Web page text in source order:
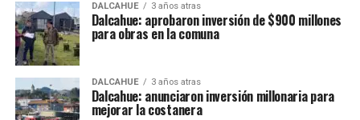
DALCAHUE 3 años atras
Dalcahue: aprobaron inversión de $900 millones
para obras en la comuna
DALCAHUE 3 años atras
Dalcahue: anunciaron inversión millonaria para
mejorar la costanera